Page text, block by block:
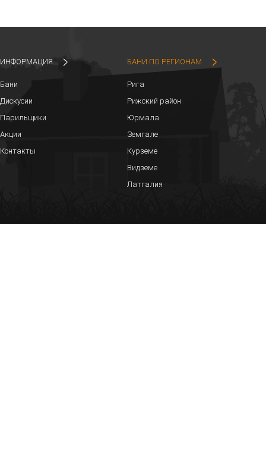
ИНФОРМАЦИЯ
Бани
Дискусии
Парильщики
Акции
Контакты
БАНИ ПО РЕГИОНАМ
Рига
Рижский район
Юрмала
Земгале
Курземе
Видземе
Латгалия